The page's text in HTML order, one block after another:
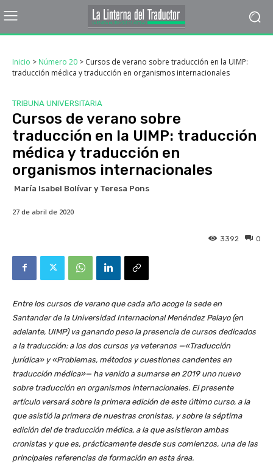
Inicio > Número 20 > Cursos de verano sobre traducción en la UIMP:
traducción médica y traducción en organismos internacionales
TRIBUNA UNIVERSITARIA
Cursos de verano sobre
traducción en la UIMP: traducción
médica y traducción en
organismos internacionales
María Isabel Bolívar y Teresa Pons
27 de abril de 2020
0
3392
Entre los cursos de verano que cada año acoge la sede en
Santander de la Universidad Internacional Menéndez Pelayo (en
adelante, UIMP) va ganando peso la presencia de cursos dedicados
a la traducción: a los dos cursos ya veteranos —«Traducción
jurídica» y «Problemas, métodos y cuestiones candentes en
traducción médica»— ha venido a sumarse en 2019 uno nuevo
sobre traducción en organismos internacionales. El presente
artículo versará sobre la primera edición de este último curso, a la
que asistió la primera de nuestras cronistas, y sobre la séptima
edición del de traducción médica, a la que asistieron ambas
cronistas y que es, prácticamente desde sus comienzos, una de las
principales referencias de formación en esta área.